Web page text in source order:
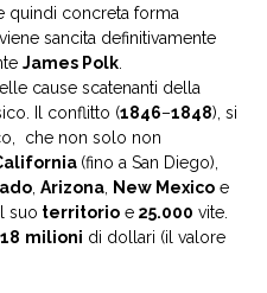
quindi concreta forma
sancita definitivamente
James Polk.
cause scatenanti della
Il conflitto (1846–1848), si
che non solo non
(fino a San Diego),
, Arizona, New Mexico e
suo territorio e 25.000 vite.
18 milioni di dollari (il valore